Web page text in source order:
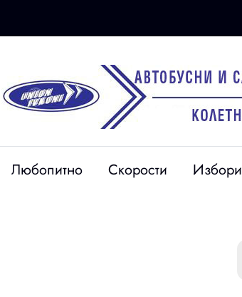
Любопитно Скорости Избори